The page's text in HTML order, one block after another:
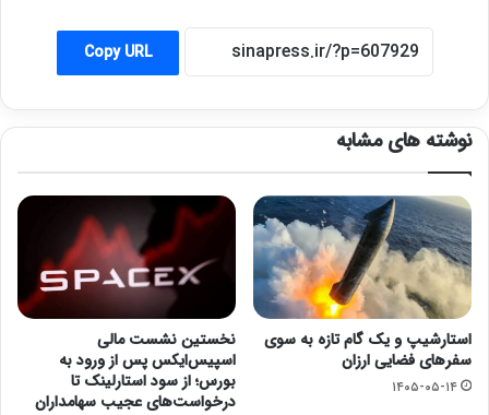
Copy URL
نوشته های مشابه
استارشیپ و یک گام تازه به سوی
سفرهای فضایی ارزان
۱۴۰۵-۰۵-۱۴
نخستین نشست مالی
اسپیس‌ایکس پس از ورود به
بورس؛ از سود استارلینک تا
درخواست‌های عجیب سهامداران